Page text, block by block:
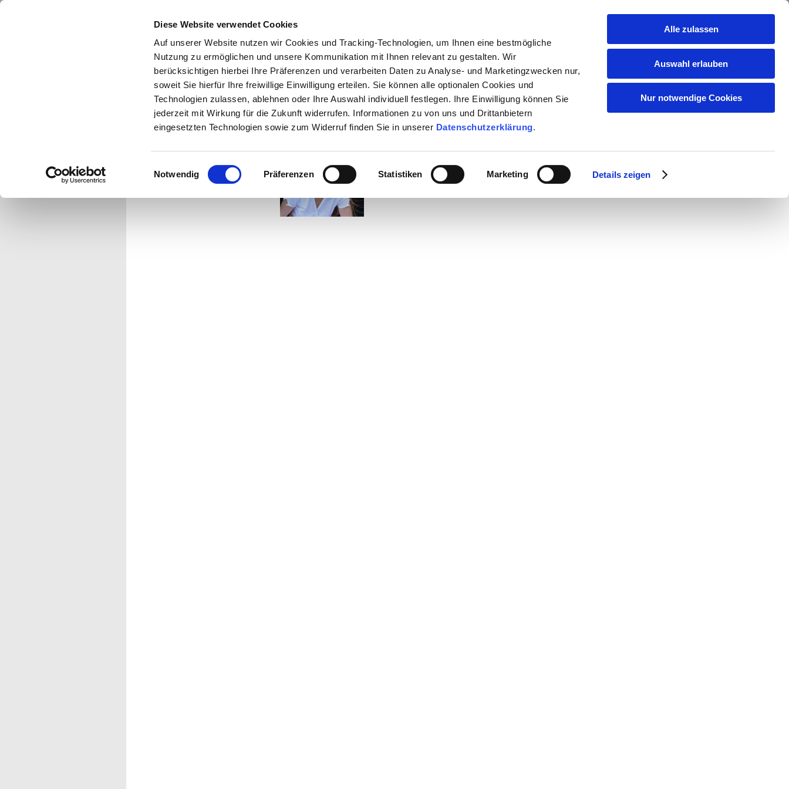
Diese Website verwendet Cookies
Auf unserer Website nutzen wir Cookies und Tracking-Technologien, um Ihnen eine bestmögliche
Nutzung zu ermöglichen und unsere Kommunikation mit Ihnen relevant zu gestalten. Wir
berücksichtigen hierbei Ihre Präferenzen und verarbeiten Daten zu Analyse- und Marketingzwecken nur,
soweit Sie hierfür Ihre freiwillige Einwilligung erteilen. Sie können alle optionalen Cookies und
Technologien zulassen, ablehnen oder Ihre Auswahl individuell festlegen. Ihre Einwilligung können Sie
jederzeit mit Wirkung für die Zukunft widerrufen. Informationen zu von uns und Drittanbietern
eingesetzten Technologien sowie zum Widerruf finden Sie in unserer Datenschutzerklärung.
Einwilligungsauswahl
Notwendig Präferenzen Statistiken Marketing Details zeigen
Alle zulassen
Auswahl erlauben
Nur notwendige Cookies
aktuelles werke biografie kontakt impressum datenschutz
czaja@czajabraatz.de
fon: 0160 98 00 75 74